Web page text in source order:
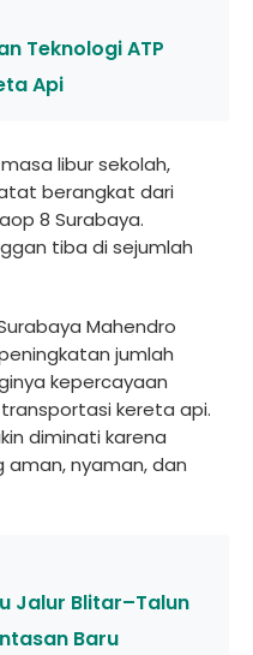
Teknologi ATP
Api
libur sekolah,
berangkat dari
8 Surabaya.
tiba di sejumlah
Mahendro
jumlah
kepercayaan
kereta api.
diminati karena
aman, nyaman, dan
Jalur Blitar–Talun
Baru